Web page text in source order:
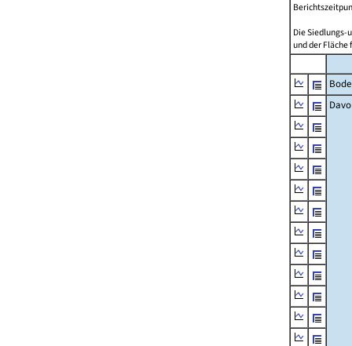
Die Siedlungs-
und der Fläche